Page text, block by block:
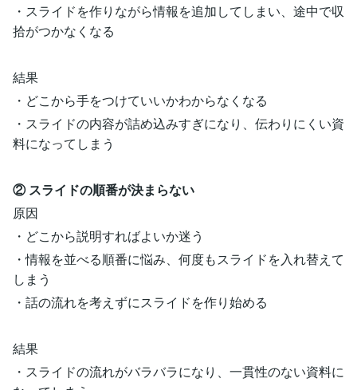
・スライドを作りながら情報を追加してしまい、途中で収
拾がつかなくなる
結果
・どこから手をつけていいかわからなくなる
・スライドの内容が詰め込みすぎになり、伝わりにくい資
料になってしまう
② スライドの順番が決まらない
原因
・どこから説明すればよいか迷う
・情報を並べる順番に悩み、何度もスライドを入れ替えて
しまう
・話の流れを考えずにスライドを作り始める
結果
・スライドの流れがバラバラになり、一貫性のない資料に